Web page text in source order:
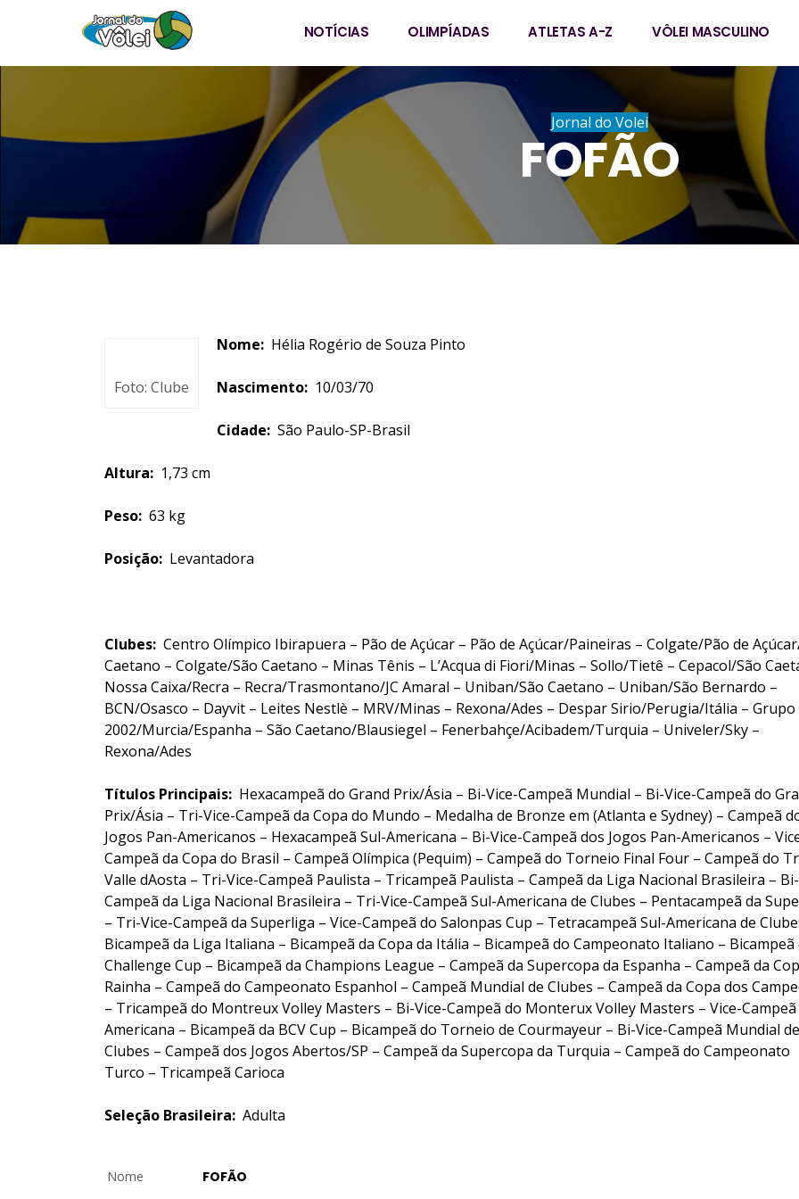
NOTÍCIAS OLIMPÍADAS ATLETAS A-Z VÔLEI MASCULINO
Jornal do Volei
FOFÃO
Foto: Clube
Nome: Hélia Rogério de Souza Pinto
Nascimento: 10/03/70
Cidade: São Paulo-SP-Brasil
Altura: 1,73 cm
Peso: 63 kg
Posição: Levantadora
Clubes: Centro Olímpico Ibirapuera – Pão de Açúcar – Pão de Açúcar/Paineiras – Colgate/Pão de
Caetano – Colgate/São Caetano – Minas Tênis – L’Acqua di Fiori/Minas – Sollo/Tietê – Cepacol/São
Nossa Caixa/Recra – Recra/Trasmontano/JC Amaral – Uniban/São Caetano – Uniban/São Bernardo –
BCN/Osasco – Dayvit – Leites Nestlè – MRV/Minas – Rexona/Ades – Despar Sirio/Perugia/Itália – Grupo
2002/Murcia/Espanha – São Caetano/Blausiegel – Fenerbahçe/Acibadem/Turquia – Univeler/Sky –
Rexona/Ades
Títulos Principais: Hexacampeã do Grand Prix/Ásia – Bi-Vice-Campeã Mundial – Bi-Vice-Campeã do
Prix/Ásia – Tri-Vice-Campeã da Copa do Mundo – Medalha de Bronze em (Atlanta e Sydney) – Campeã
Jogos Pan-Americanos – Hexacampeã Sul-Americana – Bi-Vice-Campeã dos Jogos Pan-Americanos –
Campeã da Copa do Brasil – Campeã Olímpica (Pequim) – Campeã do Torneio Final Four – Campeã do
Valle dAosta – Tri-Vice-Campeã Paulista – Tricampeã Paulista – Campeã da Liga Nacional Brasileira –
Campeã da Liga Nacional Brasileira – Tri-Vice-Campeã Sul-Americana de Clubes – Pentacampeã da
– Tri-Vice-Campeã da Superliga – Vice-Campeã do Salonpas Cup – Tetracampeã Sul-Americana de
Bicampeã da Liga Italiana – Bicampeã da Copa da Itália – Bicampeã do Campeonato Italiano – Bicampeã
Challenge Cup – Bicampeã da Champions League – Campeã da Supercopa da Espanha – Campeã da
Rainha – Campeã do Campeonato Espanhol – Campeã Mundial de Clubes – Campeã da Copa dos
– Tricampeã do Montreux Volley Masters – Bi-Vice-Campeã do Monterux Volley Masters – Vice-
Americana – Bicampeã da BCV Cup – Bicampeã do Torneio de Courmayeur – Bi-Vice-Campeã Mundial de
Clubes – Campeã dos Jogos Abertos/SP – Campeã da Supercopa da Turquia – Campeã do Campeonato
Turco – Tricampeã Carioca
Seleção Brasileira: Adulta
Nome FOFÃO